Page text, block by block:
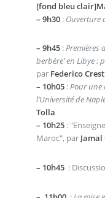
[fond bleu
– 9h30: Ouverture
– 9h45:Premières
berbère’ en Libye :
par Federico
– 10h05:Pour une
l’Université de
Tolla
– 10h25:
Maroc", par Jamal
– 10h45 :